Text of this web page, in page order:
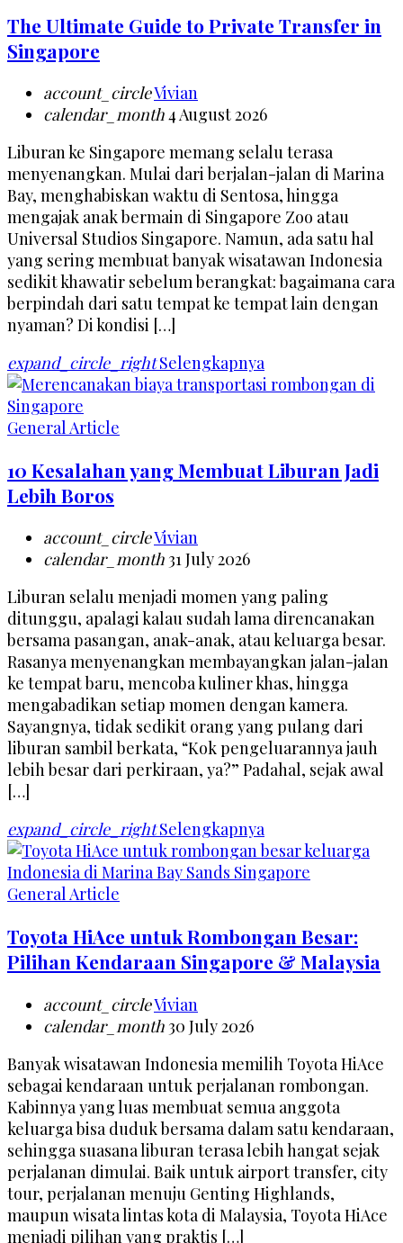
The Ultimate Guide to Private Transfer in
Singapore
account_circleVivian
calendar_month4 August 2026
Liburan ke Singapore memang selalu terasa
menyenangkan. Mulai dari berjalan-jalan di Marina
Bay, menghabiskan waktu di Sentosa, hingga
mengajak anak bermain di Singapore Zoo atau
Universal Studios Singapore. Namun, ada satu hal
yang sering membuat banyak wisatawan Indonesia
sedikit khawatir sebelum berangkat: bagaimana cara
berpindah dari satu tempat ke tempat lain dengan
nyaman? Di kondisi […]
expand_circle_rightSelengkapnya
General Article
10 Kesalahan yang Membuat Liburan Jadi
Lebih Boros
account_circleVivian
calendar_month 31 July 2026
Liburan selalu menjadi momen yang paling
ditunggu, apalagi kalau sudah lama direncanakan
bersama pasangan, anak-anak, atau keluarga besar.
Rasanya menyenangkan membayangkan jalan-jalan
ke tempat baru, mencoba kuliner khas, hingga
mengabadikan setiap momen dengan kamera.
Sayangnya, tidak sedikit orang yang pulang dari
liburan sambil berkata, “Kok pengeluarannya jauh
lebih besar dari perkiraan, ya?” Padahal, sejak awal
[…]
expand_circle_rightSelengkapnya
General Article
Toyota HiAce untuk Rombongan Besar:
Pilihan Kendaraan Singapore & Malaysia
account_circleVivian
calendar_month 30 July 2026
Banyak wisatawan Indonesia memilih Toyota HiAce
sebagai kendaraan untuk perjalanan rombongan.
Kabinnya yang luas membuat semua anggota
keluarga bisa duduk bersama dalam satu kendaraan,
sehingga suasana liburan terasa lebih hangat sejak
perjalanan dimulai. Baik untuk airport transfer, city
tour, perjalanan menuju Genting Highlands,
maupun wisata lintas kota di Malaysia, Toyota HiAce
menjadi pilihan yang praktis […]